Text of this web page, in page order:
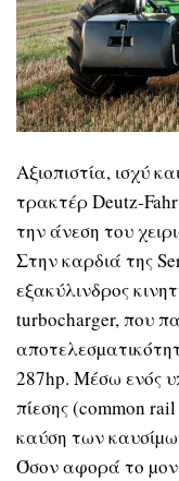
Αξιοπιστία, ισχύ
τρακτέρ Deutz-
την άνεση του
Στην καρδιά της
εξακύλινδρος
turbocharger, που
287hp. Μέσω ενός
πίεσης (common
καύση των
Όσον αφορά το